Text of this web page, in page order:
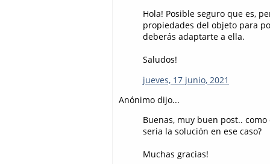
Hola! Posible seguro que es,
propiedades del objeto para
deberás adaptarte a ella.
Saludos!
jueves, 17 junio, 2021
Anónimo dijo...
Buenas, muy buen post..
seria la solución en ese caso?
Muchas gracias!